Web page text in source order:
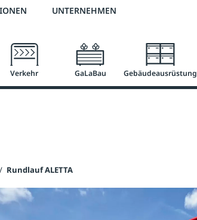
Online-Rabatt versandkostenfrei ab 50 €
UNTERNEHMEN
Verkehr GaLaBau Gebäudeausrüstung
/ Rundlauf ALETTA